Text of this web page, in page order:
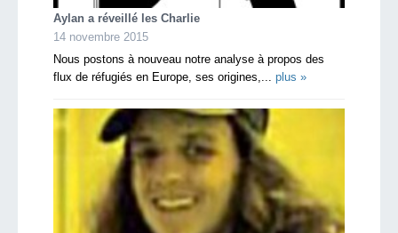
Aylan a réveillé les Charlie
14 novembre 2015
Nous postons à nouveau notre analyse à propos des
flux de réfugiés en Europe, ses origines,... plus »